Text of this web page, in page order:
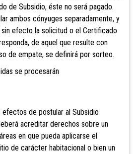
de Subsidio, éste no será pagado.
ambos cónyuges separadamente, y
efecto la solicitud o el Certificado
de aquel que resulte con
de empate, se definirá por sorteo.
se procesarán
de postular al Subsidio
acreditar derechos sobre un
en que pueda aplicarse el
de carácter habitacional o bien un